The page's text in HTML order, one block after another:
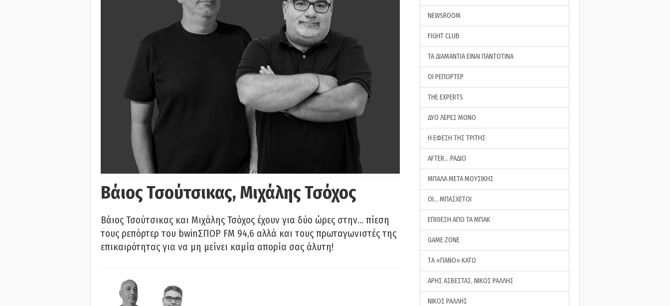
Βάιος Τσούτσικας, Μιχάλης Τσόχος
Βάιος Τσούτσικας και Μιχάλης Τσόχος έχουν για δύο ώρες στην… πίεση
τους ρεπόρτερ του bwinΣΠΟΡ FM 94,6 αλλά και τους πρωταγωνιστές της
επικαιρότητας για να μη μείνει καμία απορία σας άλυτη!
NEWSROOM
FIGHT CLUB
ΤΑ ΔΙΑΜΑΝΤΙΑ ΕΙΝΑΙ ΠΑΝΤΟΤΙΝΑ
ΟΙ ΡΕΠΟΡΤΕΡ
THE EXPERTS
ΔΥΟ ΛΕΡΕΣ ΜΟΝΟ
Η ΕΦΕΣΗ ΤΗΣ ΤΡΙΤΗΣ
AFTER… ΡΑΔΙΟ
ΜΠΑΛΑ ΜΕΤΑ ΜΟΥΣΙΚΗΣ
ΟΙ… ΜΠΑΣΧΕΤΟΙ
ΕΠΙΘΕΣΗ ΑΠΟ ΤΑ ΜΠΑΚ
GAME ZONE
ΤA «ΠΑΝΟ» ΚΑΤΩ
ΑΡΗΣ ΑΣΒΕΣΤΑΣ, ΝΙΚΟΣ ΡΑΛΛΗΣ
ΝΙΚΟΣ ΡΑΛΛΗΣ